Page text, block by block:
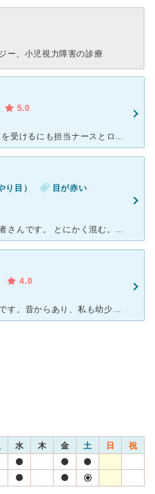
ー、小児視力障害の診療
5.0
初めて来院しました。 多くの検査を受けるにも担当ナースとローテーションが決まっており、とてもスムーズに終えることが出来ました。 混み合っているのにも関わらず、看護師さんも一人ひとりに検査＆話を
り目）
目が赤い
すごく混むが、すごく優しいお医者さんです。 とにかく混む。駐車場もいつも満車でなかなかまつのに時間がかかりますが、お医者さんがすごく優しい。 流行り目で、受診しました。痛かったねー。大丈夫ですよー
4.0
こちらの眼科は、とてもオススメです。昔からあり、私も幼少期から眼科はこちらに通っていました。駐車場が広く車で来ても困ることはありません。また、看護師や他のスタッフさんの対応も丁寧です。 院内は清潔で
水 木 金 土 日 祝